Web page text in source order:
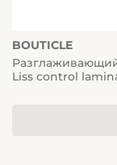
BOUTICLE
Liss control